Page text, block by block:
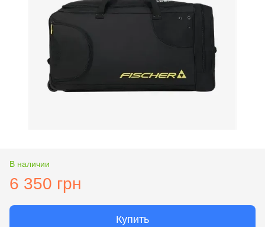
В наличии
6 350 грн
Купить